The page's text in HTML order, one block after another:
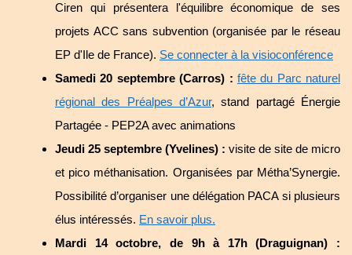
Ciren qui présentera l'équilibre économique de ses
projets ACC sans subvention (organisée par le réseau
EP d'Ile de France). Se connecter à la visioconférence
Samedi 20 septembre (Carros) : fête du Parc naturel
régional des Préalpes d’Azur, stand partagé Énergie
Partagée - PEP2A avec animations
Jeudi 25 septembre (Yvelines) : visite de site de micro
et pico méthanisation. Organisées par Métha’Synergie.
Possibilité d’organiser une délégation PACA si plusieurs
élus intéressés. En savoir plus.
Mardi 14 octobre, de 9h à 17h (Draguignan) :